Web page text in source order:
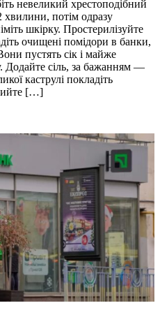
невеликий хрестоподібний
хвилини, потім одразу
шкірку. Простерилізуйте
очищені помідори в банки,
пустять сік і майже
Додайте сіль, за бажанням —
каструлі покладіть
[…]